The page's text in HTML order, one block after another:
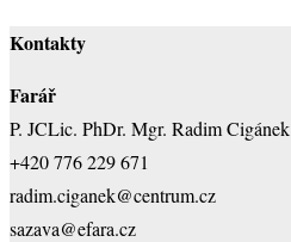
Kontakty
Farář
P. JCLic. PhDr. Mgr. Radim Cigánek
+420 776 229 671
radim.ciganek@centrum.cz
sazava@efara.cz